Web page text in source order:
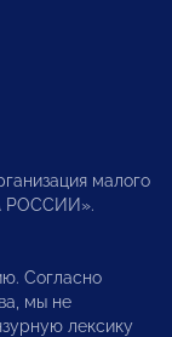
малого
РОССИИ».
Согласно
мы не
лексику